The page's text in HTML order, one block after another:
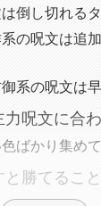
倒し切れる
の呪文は追
系の呪文は
力呪文に合
ばかり集め
と勝てるこ